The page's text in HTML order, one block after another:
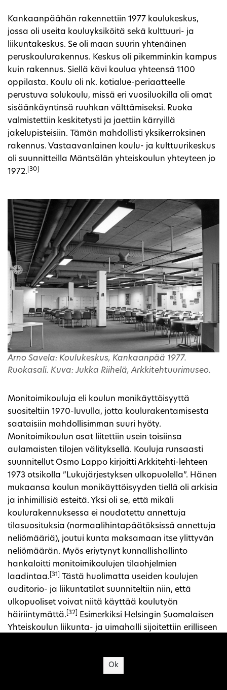
Kankaanpäähän rakennettiin 1977 koulukeskus,
jossa oli useita kouluyksiköitä sekä kulttuuri- ja
liikuntakeskus. Se oli maan suurin yhtenäinen
peruskoulurakennus. Keskus oli pikemminkin kampus
kuin rakennus. Siellä kävi koulua yhteensä 1100
oppilasta. Koulu oli nk. kotialue-periaatteelle
perustuva solukoulu, missä eri vuosiluokilla oli omat
sisäänkäyntinsä ruuhkan välttämiseksi. Ruoka
valmistettiin keskitetysti ja jaettiin kärryillä
jakelupisteisiin. Tämän mahdollisti yksikerroksinen
rakennus. Vastaavanlainen koulu- ja kulttuurikeskus
oli suunnitteilla Mäntsälän yhteiskoulun yhteyteen jo
1972. [30]
Arno Savela: Koulukeskus, Kankaanpää 1977.
Ruokasali. Kuva: Jukka Riihelä, Arkkitehtuurimuseo.
Monitoimikouluja eli koulun monikäyttöisyyttä
suositeltiin 1970-luvulla, jotta koulurakentamisesta
saataisiin mahdollisimman suuri hyöty.
Monitoimikoulun osat liitettiin usein toisiinsa
aulamaisten tilojen välityksellä. Kouluja runsaasti
suunnitellut Osmo Lappo kirjoitti Arkkitehti-lehteen
1973 otsikolla ”Lukujärjestyksen ulkopuolella”. Hänen
mukaansa koulun monikäyttöisyyden tiellä oli arkisia
ja inhimillisiä esteitä. Yksi oli se, että mikäli
koulurakennuksessa ei noudatettu annettuja
tilasuosituksia (normaalihintapäätöksissä annettuja
neliömääriä), joutui kunta maksamaan itse ylittyvän
neliömäärän. Myös eriytynyt kunnallishallinto
hankaloitti monitoimikoulujen tilaohjelmien
laadintaa. [31]
Tästä huolimatta useiden koulujen
auditorio- ja liikuntatilat suunniteltiin niin, että
ulkopuoliset voivat niitä käyttää koulutyön
häiriintymättä. [32]
Esimerkiksi Helsingin Suomalaisen
Yhteiskoulun liikunta- ja uimahalli sijoitettiin erilliseen
1970-luvulla alettiin käyttää akustiikkaan
Ok